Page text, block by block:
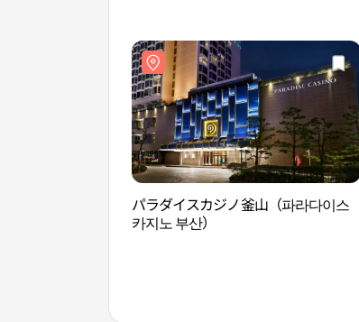
パラダイスカジノ釜山（파라다이스
카지노 부산）